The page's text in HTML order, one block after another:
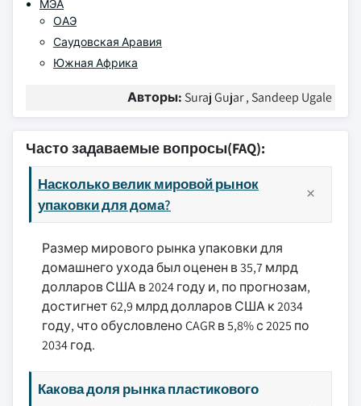
МЭА
ОАЭ
Саудовская Аравия
Южная Африка
Авторы: Suraj Gujar , Sandeep Ugale
Часто задаваемые вопросы(FAQ):
Насколько велик мировой рынок
упаковки для дома?
Размер мирового рынка упаковки для
домашнего ухода был оценен в 35,7 млрд
долларов США в 2024 году и, по прогнозам,
достигнет 62,9 млрд долларов США к 2034
году, что обусловлено CAGR в 5,8% с 2025 по
2034 год.
Какова доля рынка пластикового